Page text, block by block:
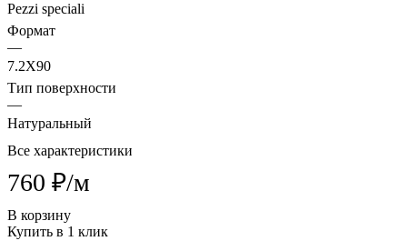
Pezzi speciali
Формат
—
7.2X90
Тип поверхности
—
Натуральный
Все характеристики
760 ₽/м
В корзину
Купить в 1 клик